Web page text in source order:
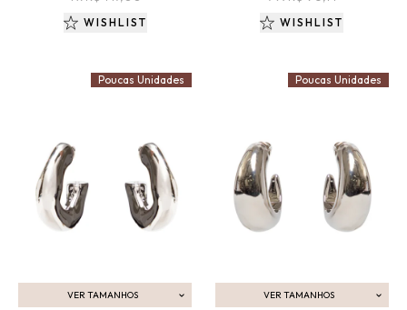
WISHLIST WISHLIST
VER TAMANHOS
Poucas Unidades
VER TAMANHOS
Poucas Unidades